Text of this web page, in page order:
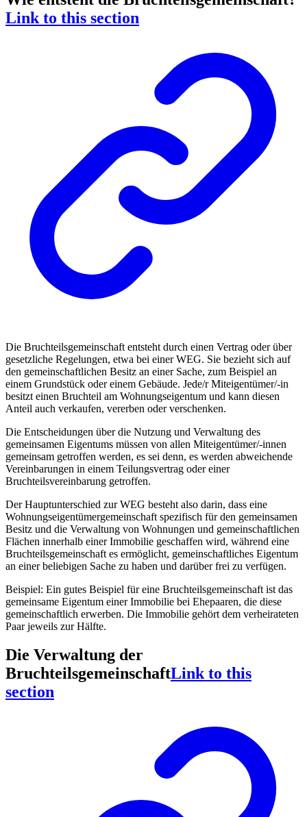
Link to this section
Die Bruchteilsgemeinschaft entsteht durch einen Vertrag oder über
gesetzliche Regelungen, etwa bei einer WEG. Sie bezieht sich auf
den gemeinschaftlichen Besitz an einer Sache, zum Beispiel an
einem Grundstück oder einem Gebäude. Jede/r Miteigentümer/-in
besitzt einen Bruchteil am Wohnungseigentum und kann diesen
Anteil auch verkaufen, vererben oder verschenken.
Die Entscheidungen über die Nutzung und Verwaltung des
gemeinsamen Eigentums müssen von allen Miteigentümer/-innen
gemeinsam getroffen werden, es sei denn, es werden abweichende
Vereinbarungen in einem Teilungsvertrag oder einer
Bruchteilsvereinbarung getroffen.
Der Hauptunterschied zur WEG besteht also darin, dass eine
Wohnungseigentümergemeinschaft spezifisch für den gemeinsamen
Besitz und die Verwaltung von Wohnungen und gemeinschaftlichen
Flächen innerhalb einer Immobilie geschaffen wird, während eine
Bruchteilsgemeinschaft es ermöglicht, gemeinschaftliches Eigentum
an einer beliebigen Sache zu haben und darüber frei zu verfügen.
Beispiel: Ein gutes Beispiel für eine Bruchteilsgemeinschaft ist das
gemeinsame Eigentum einer Immobilie bei Ehepaaren, die diese
gemeinschaftlich erwerben. Die Immobilie gehört dem verheirateten
Paar jeweils zur Hälfte.
Die Verwaltung der
BruchteilsgemeinschaftLink to this
section